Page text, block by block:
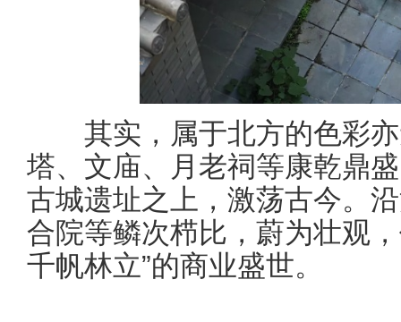
其实，属于北方的色彩亦
塔、文庙、月老祠等康乾鼎
古城遗址之上，激荡古今。
合院等鳞次栉比，蔚为壮观
千帆林立”的商业盛世。